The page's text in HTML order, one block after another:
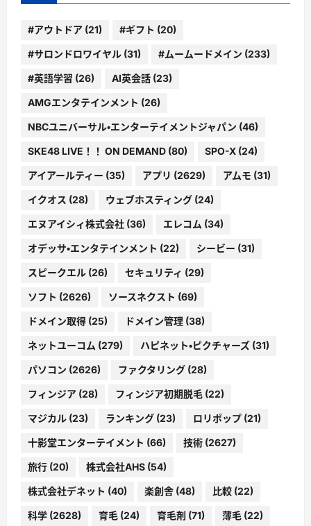
#アウトドア (21) #ギフト (20)
#サロンドロワイヤル (31) #ムームードメイン (233)
#英語学習 (26) AI英会話 (23)
AMGエンタテインメント (26)
NBCユニバーサル・エンターテイメントジャパン (46)
SKE48 LIVE！！ ON DEMAND (80) SPO-X (24)
アイアールティー (35) アプリ (2629) アムモ (31)
イクオス (28) ウェブホスティング (24)
エヌアイシィ株式会社 (36) エレコム (34)
オデッサ・エンタテインメント (22) シービー (31)
スピークエル (26) セキュリティ (29)
ソフト (2626) ソースネクスト (69)
ドメイン取得 (25) ドメイン管理 (38)
ネットユーコム (279) ハピネット・ピクチャーズ (31)
パソコン (2626) ファクタリング (28)
フィンジア (28) フィンジア初期脱毛 (22)
マジカル (23) ランキング (23) ロリポップ (21)
十影堂エンターテイメント (66) 技術 (2627)
旅行 (20) 株式会社AHS (54)
株式会社デネット (40) 楽創舎 (48) 比較 (22)
科学 (2628) 育毛 (24) 育毛剤 (71) 薄毛 (22)